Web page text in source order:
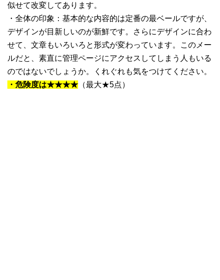
似せて改変してあります。
・全体の印象：基本的な内容的は定番の最ベールですが、
デザインが目新しいのが新鮮です。さらにデザインに合わ
せて、文章もいろいろと形式が変わっています。このメー
ルだと、素直に管理ページにアクセスしてしまう人もいる
のではないでしょうか。くれぐれも気をつけてください。
・危険度は★★★★ （最大★5点）